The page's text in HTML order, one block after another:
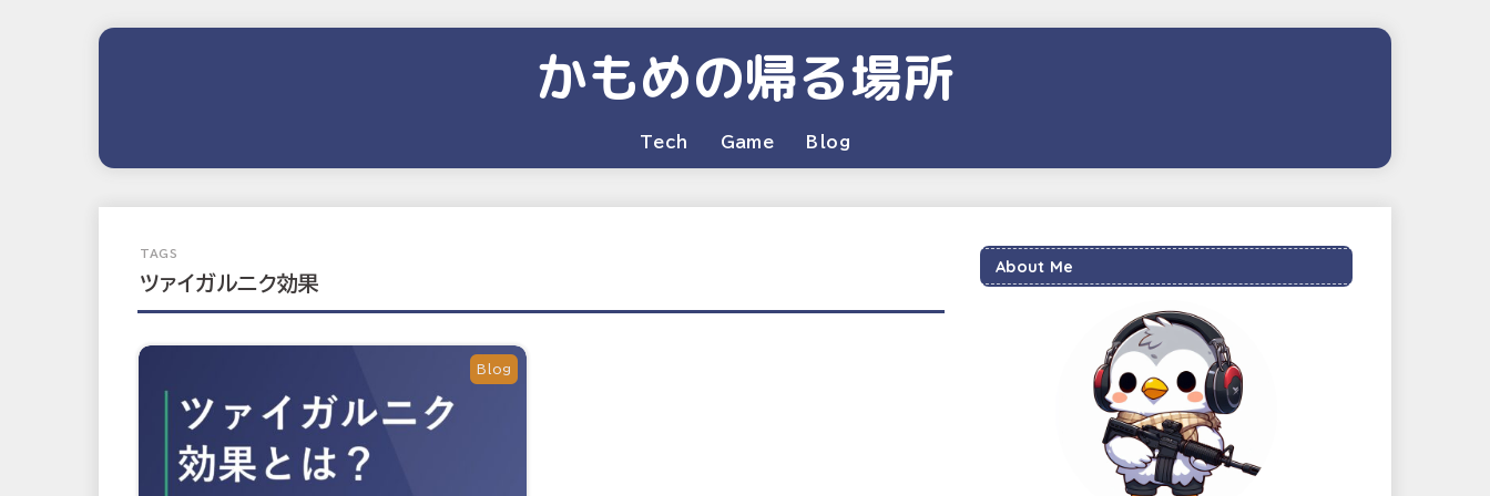
かもめの帰る場所
Tech Game Blog
ツァイガルニク効果
Blog
About Me